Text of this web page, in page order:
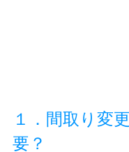
１．間取り変
要？